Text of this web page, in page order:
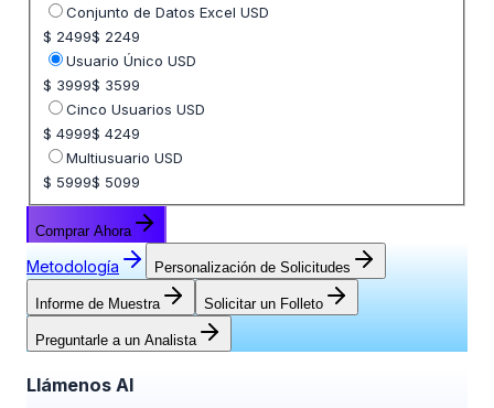
Seleccione opción de precio
Conjunto de Datos Excel USD
$ 2499$ 2249
Usuario Único USD
$ 3999$ 3599
Cinco Usuarios USD
$ 4999$ 4249
Multiusuario USD
$ 5999$ 5099
Comprar Ahora
Metodología Personalización de Solicitudes
Informe de Muestra Solicitar un Folleto
Preguntarle a un Analista
Llámenos Al